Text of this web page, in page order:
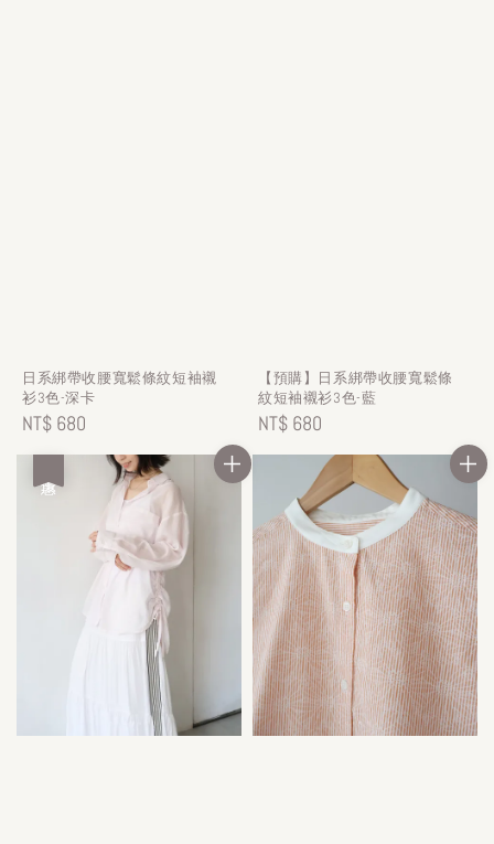
日系綁帶收腰寬鬆條紋短袖襯
衫3色-深卡
Regular
price
NT$ 680
【預購】日系綁帶收腰寬鬆條
紋短袖襯衫3色-藍
Regular
price
NT$ 680